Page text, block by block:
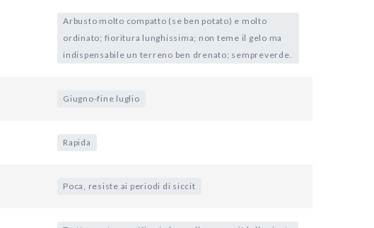
Arbusto molto compatto (se ben potato) e molto
ordinato; fioritura lunghissima; non teme il gelo ma
indispensabile un terreno ben drenato; sempreverde.
Giugno-fine luglio
Rapida
Poca, resiste ai periodi di siccit